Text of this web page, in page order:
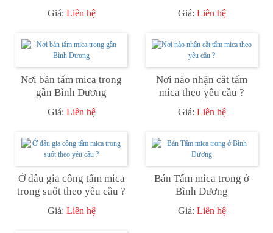
không?
Giá: Liên hệ
Dương
Giá: Liên hệ
Nơi bán tấm mica trong
gần Bình Dương
Giá: Liên hệ
Nơi nào nhận cắt tấm
mica theo yêu cầu ?
Giá: Liên hệ
Ở đâu gia công tấm mica
trong suốt theo yêu cầu ?
Giá: Liên hệ
Bán Tấm mica trong ở
Bình Dương
Giá: Liên hệ